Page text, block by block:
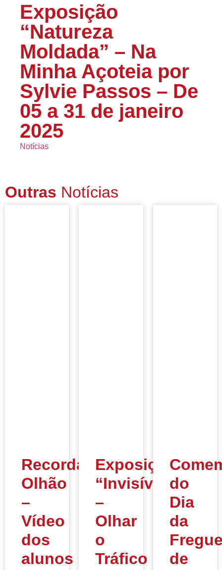
Exposição
“Natureza
Moldada” – Na
Minha Açoteia por
Sylvie Passos – De
05 a 31 de janeiro
2025
Notícias
Outras Notícias
Recordar
Olhão
–
Vídeo
dos
alunos
Exposição
“Invisíveis
–
Olhar
o
Tráfico
do
Dia
da
de